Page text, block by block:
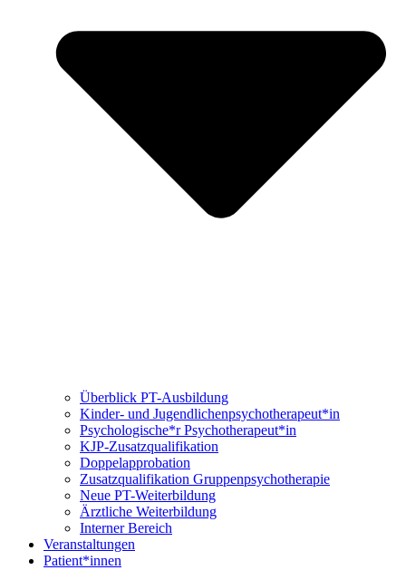
Überblick PT-Ausbildung
Kinder- und Jugendlichenpsychotherapeut*in
Psychologische*r Psychotherapeut*in
KJP-Zusatzqualifikation
Doppelapprobation
Zusatzqualifikation Gruppenpsychotherapie
Neue PT-Weiterbildung
Ärztliche Weiterbildung
Interner Bereich
Veranstaltungen
Patient*innen